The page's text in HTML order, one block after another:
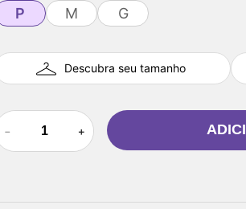
P M G
Descubra seu tamanho
＋
－